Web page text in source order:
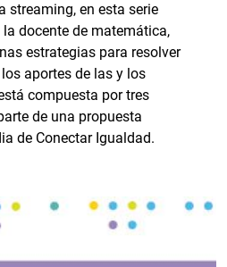
streaming, en esta serie
docente de matemática,
estrategias para resolver
aportes de las y los
compuesta por tres
de una propuesta
de Conectar Igualdad.